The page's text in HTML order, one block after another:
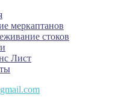
меркаптанов
стоков
Лист